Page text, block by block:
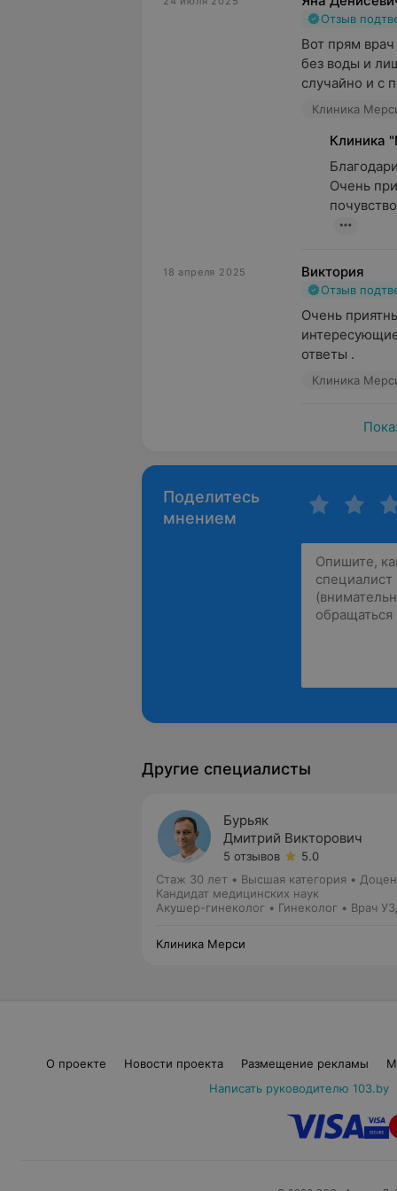
Отзыв
Вот прям
без воды и
случайно и с
Клиника
Клиника
Очень
18 апреля 2025 Виктория
Отзыв
Очень
ответы .
Клиника
Поделитесь
мнением
Другие специалисты
Бурьяк
Дмитрий Викторович
5 отзывов
5.0
Стаж 30 лет • Высшая категория •
Кандидат медицинских наук
Акушер-гинеколог • Гинеколог • Врач
Клиника Мерси
О проекте Новости проекта Размещение рекламы
Написать руководителю 103.by